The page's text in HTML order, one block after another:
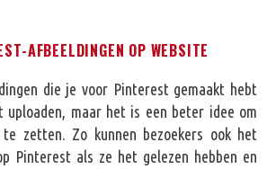
AFBEELDINGEN OP WEBSITE
die je voor Pinterest gemaakt hebt
maar het is een beter idee om
zetten. Zo kunnen bezoekers ook het
Pinterest als ze het gelezen hebben en